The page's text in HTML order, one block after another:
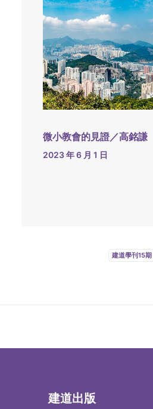
微小教會的見證／高銘謙
2023 年 6 月 1 日
建道學刊15期
建道出版